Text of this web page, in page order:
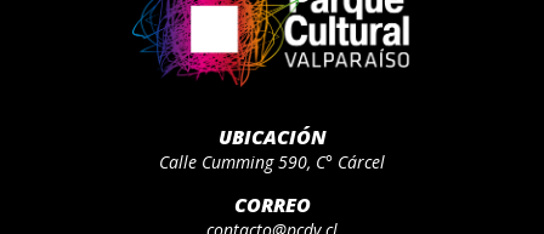
UBICACIÓN
Calle Cumming 590, C° Cárcel
CORREO